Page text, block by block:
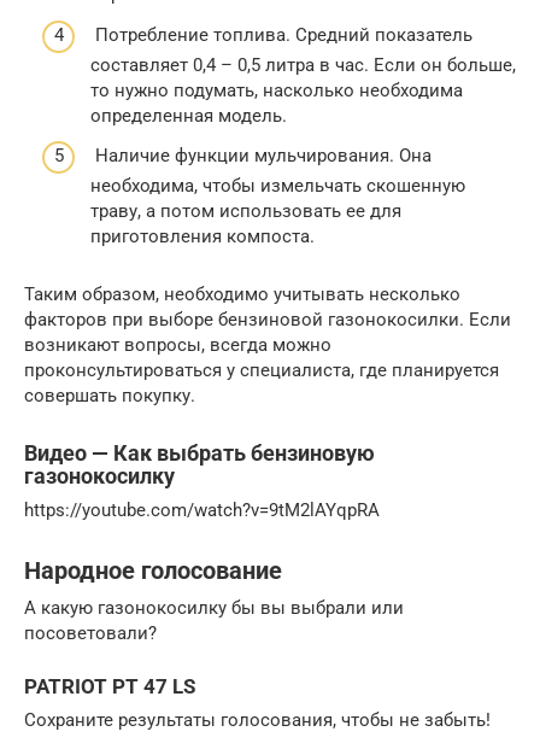
Потребление топлива. Средний показатель
составляет 0,4 – 0,5 литра в час. Если он больше,
то нужно подумать, насколько необходима
определенная модель.
Наличие функции мульчирования. Она
необходима, чтобы измельчать скошенную
траву, а потом использовать ее для
приготовления компоста.
Таким образом, необходимо учитывать несколько
факторов при выборе бензиновой газонокосилки. Если
возникают вопросы, всегда можно
проконсультироваться у специалиста, где планируется
совершать покупку.
Видео — Как выбрать бензиновую
газонокосилку
https://youtube.com/watch?v=9tM2lAYqpRA
Народное голосование
А какую газонокосилку бы вы выбрали или
посоветовали?
PATRIOT PT 47 LS
Сохраните результаты голосования, чтобы не забыть!